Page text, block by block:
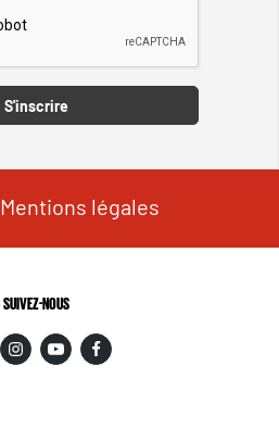
S'inscrire
Mentions légales
SUIVEZ-NOUS